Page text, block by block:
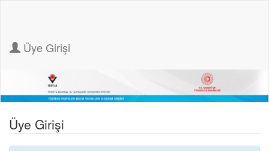
Üye Girişi
Üye Girişi